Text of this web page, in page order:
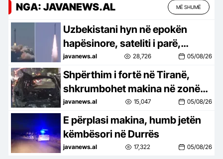
NGA: JAVANEWS.AL MË SHUMË
Uzbekistani hyn në epokën
hapësinore, sateliti i parë,
Samarkand-2028, lëshohet në
orbitë –
javanews.al 28,726 05/08/26
Shpërthim i fortë në Tiranë,
shkrumbohet makina në zonën
e Laprakës. Dyshimet e para
(FOTO)
javanews.al 15,047 05/08/26
E përplasi makina, humb jetën
këmbësori në Durrës
javanews.al 17,322 05/08/26